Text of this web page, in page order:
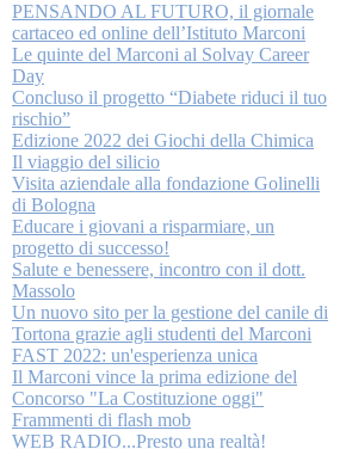
PENSANDO AL FUTURO, il giornale
cartaceo ed online dell’Istituto Marconi
Le quinte del Marconi al Solvay Career
Day
Concluso il progetto “Diabete riduci il tuo
rischio”
Edizione 2022 dei Giochi della Chimica
Il viaggio del silicio
Visita aziendale alla fondazione Golinelli
di Bologna
Educare i giovani a risparmiare, un
progetto di successo!
Salute e benessere, incontro con il dott.
Massolo
Un nuovo sito per la gestione del canile di
Tortona grazie agli studenti del Marconi
FAST 2022: un'esperienza unica
Il Marconi vince la prima edizione del
Concorso "La Costituzione oggi"
Frammenti di flash mob
WEB RADIO...Presto una realtà!